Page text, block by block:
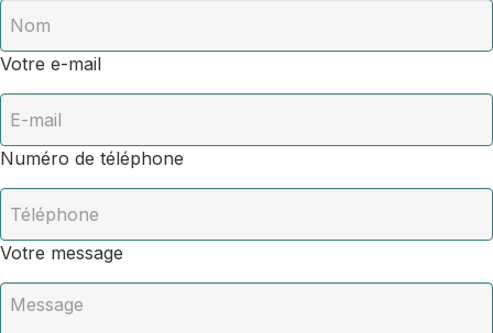
Votre e-mail
Numéro de téléphone
Votre message